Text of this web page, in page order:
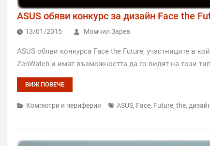
ASUS обяви конкурс за дизайн Face the
13/01/2015 Момчил Зарев
ASUS обяви конкурса Face the Future, участниците в
ZenWatch и имат възможността да го видят на този
ВИЖ ПОВЕЧЕ
Компютри и периферия ASUS, Face, Future, the,